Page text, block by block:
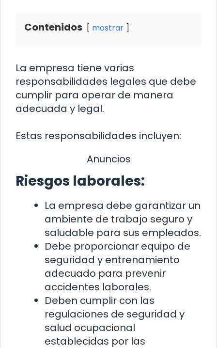
Contenidos mostrar
La empresa tiene varias
responsabilidades legales que debe
cumplir para operar de manera
adecuada y legal.
Estas responsabilidades incluyen:
Anuncios
Riesgos laborales:
La empresa debe garantizar un
ambiente de trabajo seguro y
saludable para sus empleados.
Debe proporcionar equipo de
seguridad y entrenamiento
adecuado para prevenir
accidentes laborales.
Deben cumplir con las
regulaciones de seguridad y
salud ocupacional
establecidas por las